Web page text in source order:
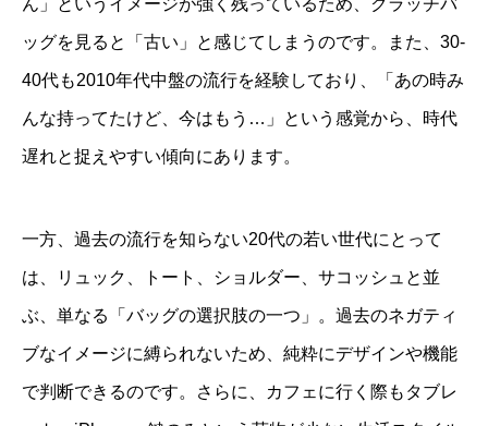
ッグを見ると「古い」と感じてしまうのです。また、30-
40代も2010年代中盤の流行を経験しており、「あの時み
んな持ってたけど、今はもう…」という感覚から、時代
遅れと捉えやすい傾向にあります。
一方、過去の流行を知らない20代の若い世代にとって
は、リュック、トート、ショルダー、サコッシュと並
ぶ、単なる「バッグの選択肢の一つ」。過去のネガティ
ブなイメージに縛られないため、純粋にデザインや機能
で判断できるのです。さらに、カフェに行く際もタブレ